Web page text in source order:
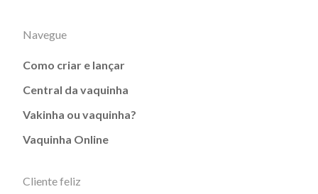
Navegue
Como criar e lançar
Central da vaquinha
Vakinha ou vaquinha?
Vaquinha Online
Cliente feliz